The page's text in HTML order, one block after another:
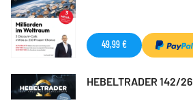
49,99 €
HEBELTRADER 142/26